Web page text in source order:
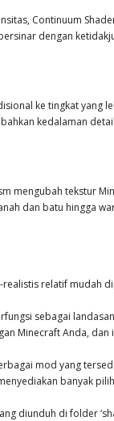
Continuum
dengan
ke tingkat yang
kedalaman
mengubah tekstur
dan batu hingga
relatif mudah
sebagai
Minecraft Anda, dan
mod yang
banyak
diunduh di folder